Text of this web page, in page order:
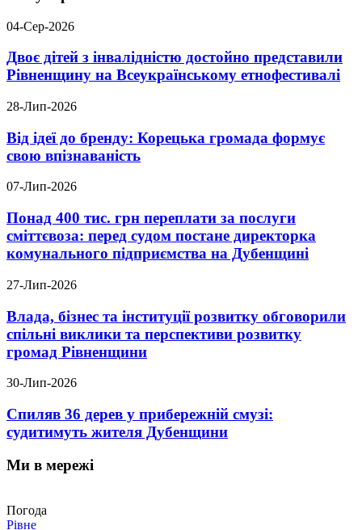
04-Сер-2026
Двоє дітей з інвалідністю достойно представили
Рівненщину на Всеукраїнському етнофестивалі
28-Лип-2026
Від ідеї до бренду: Корецька громада формує
свою впізнаваність
07-Лип-2026
Понад 400 тис. грн переплати за послуги
сміттєвоза: перед судом постане директорка
комунального підприємства на Дубенщині
27-Лип-2026
Влада, бізнес та інституції розвитку обговорили
спільні виклики та перспективи розвитку
громад Рівненщини
30-Лип-2026
Спиляв 36 дерев у прибережній смузі:
судитимуть жителя Дубенщини
Ми в мережі
Погода
Рівне